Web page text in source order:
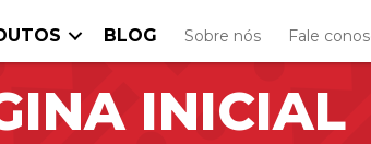
BLOG Sobre nós Fale
INICIAL